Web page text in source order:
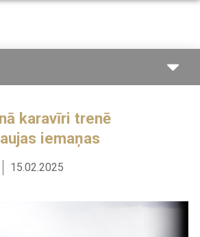
karavīri trenē
iemaņas
15.02.2025